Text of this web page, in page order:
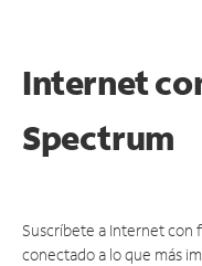
Internet
Spectrum
Suscríbete a Internet con
conectado a lo que más